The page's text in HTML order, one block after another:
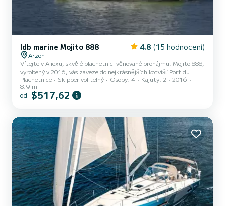
Idb marine Mojito 888 4.8 (15 hodnocení)
Arzon
Vítejte v Aliexu, skvělé plachetnici věnované pronájmu. Mojito 888,
vyrobený v 2016, vás zaveze do nejkrásnějších kotvišť Port du
Crouesty. Loď má 2 komfortní kajuty a kapacita lodi 6 osob. S
celkovou délkou 9 metrů bude vaším nejlepším spojencem pro
strávení mimořádné dovolené na vodě v okolí Port du Crouesty
Plachetnice Skipper volitelný Osoby: 4 Kajuty: 2
2016
8.9 m
od $517,62